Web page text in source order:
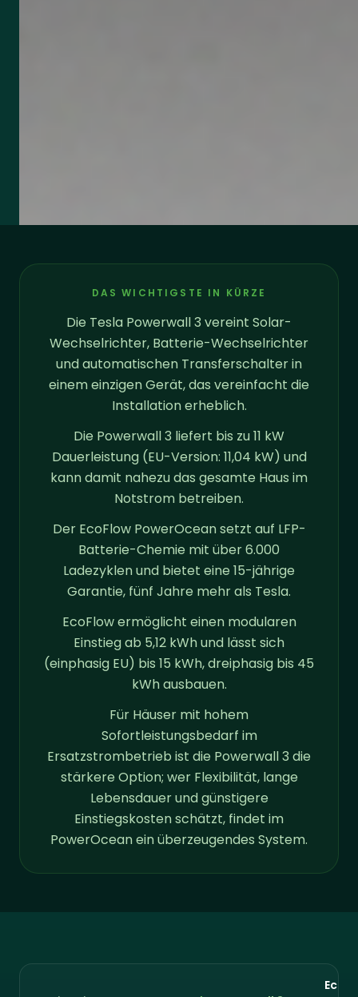
DAS WICHTIGSTE IN KÜRZE
Die Tesla Powerwall 3 vereint Solar-
Wechselrichter, Batterie-Wechselrichter
und automatischen Transferschalter in
einem einzigen Gerät, das vereinfacht die
Installation erheblich.
Die Powerwall 3 liefert bis zu 11 kW
Dauerleistung (EU-Version: 11,04 kW) und
kann damit nahezu das gesamte Haus im
Notstrom betreiben.
Der EcoFlow PowerOcean setzt auf LFP-
Batterie-Chemie mit über 6.000
Ladezyklen und bietet eine 15-jährige
Garantie, fünf Jahre mehr als Tesla.
EcoFlow ermöglicht einen modularen
Einstieg ab 5,12 kWh und lässt sich
(einphasig EU) bis 15 kWh, dreiphasig bis 45
kWh ausbauen.
Für Häuser mit hohem
Sofortleistungsbedarf im
Ersatzstrombetrieb ist die Powerwall 3 die
stärkere Option; wer Flexibilität, lange
Lebensdauer und günstigere
Einstiegskosten schätzt, findet im
PowerOcean ein überzeugendes System.